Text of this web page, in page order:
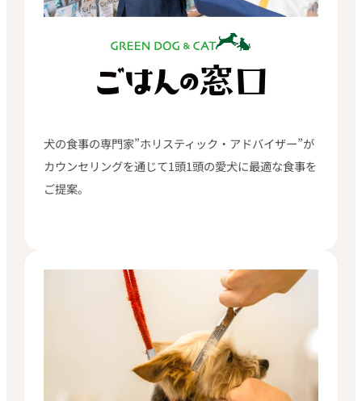
犬の食事の専門家”ホリスティック・アドバイザー”が
カウンセリングを通じて1頭1頭の愛犬に最適な食事を
ご提案。